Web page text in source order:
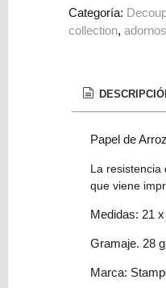
Figuras
3D
Marcas
Carrito
Categoría:
collection adornos
Papel de
La resistencia
que viene
Medidas: 21
Gramaje. 28
Marca: